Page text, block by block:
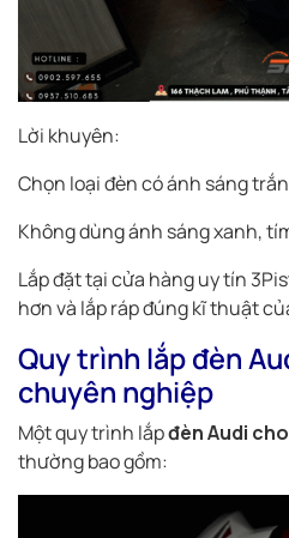
Lời khuyên:
Chọn loại đèn có ánh sáng
Không dùng ánh sáng xanh,
Lắp đặt tại cửa hàng uy tín
hơn và lắp ráp đúng kĩ thuật
Quy trình lắp đèn
chuyên nghiệp
Một quy trình lắpđèn Audi
thường bao gồm: